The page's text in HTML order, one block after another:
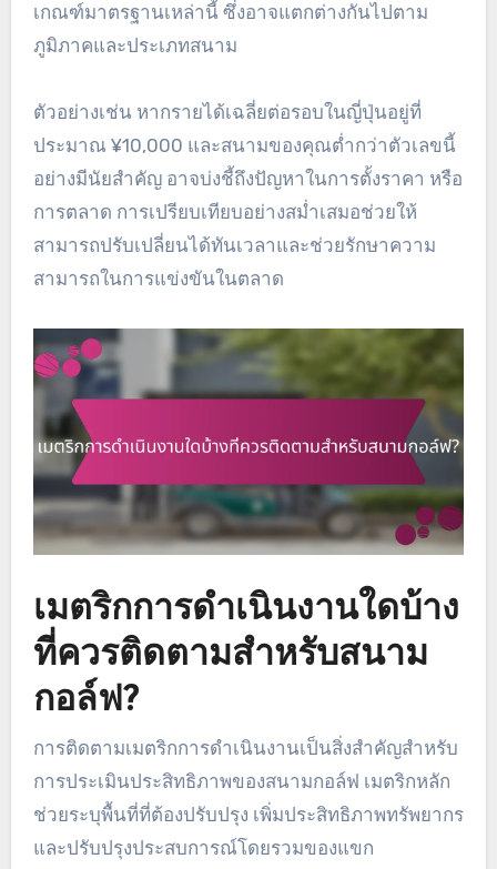
เกณฑ์มาตรฐานเหล่านี้ ซึ่งอาจแตกต่างกันไปตาม
ภูมิภาคและประเภทสนาม
ตัวอย่างเช่น หากรายได้เฉลี่ยต่อรอบในญี่ปุ่นอยู่ที่
ประมาณ ¥10,000 และสนามของคุณต่ำกว่าตัวเลขนี้
อย่างมีนัยสำคัญ อาจบ่งชี้ถึงปัญหาในการตั้งราคา หรือ
การตลาด การเปรียบเทียบอย่างสม่ำเสมอช่วยให้
สามารถปรับเปลี่ยนได้ทันเวลาและช่วยรักษาความ
สามารถในการแข่งขันในตลาด
เมตริกการดำเนินงานใดบ้าง
ที่ควรติดตามสำหรับสนาม
กอล์ฟ?
การติดตามเมตริกการดำเนินงานเป็นสิ่งสำคัญสำหรับ
การประเมินประสิทธิภาพของสนามกอล์ฟ เมตริกหลัก
ช่วยระบุพื้นที่ที่ต้องปรับปรุง เพิ่มประสิทธิภาพทรัพยากร
และปรับปรุงประสบการณ์โดยรวมของแขก